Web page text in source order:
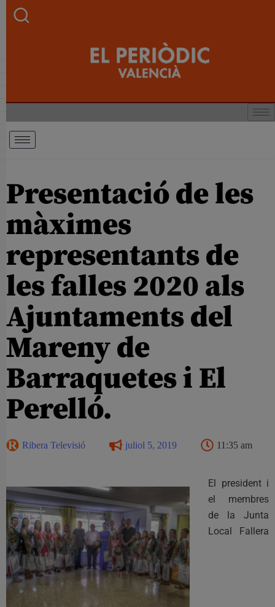
Presentació de les
màximes
representants de
les falles 2020 als
Ajuntaments del
Mareny de
Barraquetes i El
Perelló.
Ribera Televisió juliol 5, 2019 11:35 am
El president i
el membres
de la Junta
Local Fallera